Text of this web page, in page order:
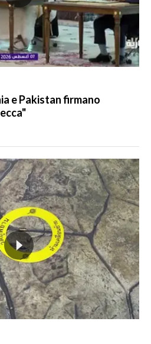
e Pakistan firmano